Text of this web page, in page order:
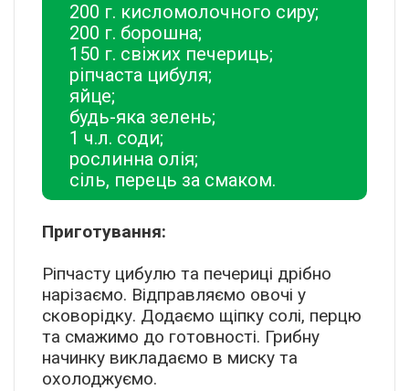
200 г. кисломолочного сиру;
200 г. борошна;
150 г. свіжих печериць;
ріпчаста цибуля;
яйце;
будь-яка зелень;
1 ч.л. соди;
рослинна олія;
сіль, перець за смаком.
Приготування:
Ріпчасту цибулю та печериці дрібно
нарізаємо. Відправляємо овочі у
сковорідку. Додаємо щіпку солі, перцю
та смажимо до готовності. Грибну
начинку викладаємо в миску та
охолоджуємо.